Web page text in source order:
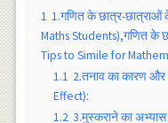
1 1.गणित के छात्र-छात्राओं
Maths Students),गणित के
Tips to Simile for
1.1 2.तनाव का कारण और
Effect):
1.2 3.मुस्कराने का